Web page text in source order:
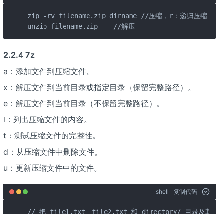
zip -rv filename.zip dirname //压缩，r：递归压缩, v：
unzip filename.zip    //解压
2.2.4 7z
a：添加文件到压缩文件。
x：解压文件到当前目录或指定目录（保留完整路径）。
e：解压文件到当前目录（不保留完整路径）。
l：列出压缩文件的内容。
t：测试压缩文件的完整性。
d：从压缩文件中删除文件。
u：更新压缩文件中的文件。
shell 复制代码
// 把 file1.txt、file2.txt 和 directory/ 目录及其内